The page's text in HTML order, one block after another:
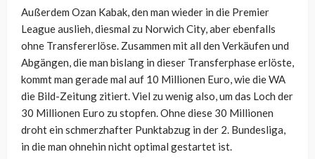
Außerdem Ozan Kabak, den man wieder in die Premier
League auslieh, diesmal zu Norwich City, aber ebenfalls
ohne Transfererlöse. Zusammen mit all den Verkäufen und
Abgängen, die man bislang in dieser Transferphase erlöste,
kommt man gerade mal auf 10 Millionen Euro, wie die WA
die Bild-Zeitung zitiert. Viel zu wenig also, um das Loch der
30 Millionen Euro zu stopfen. Ohne diese 30 Millionen
droht ein schmerzhafter Punktabzug in der 2. Bundesliga,
in die man ohnehin nicht optimal gestartet ist.